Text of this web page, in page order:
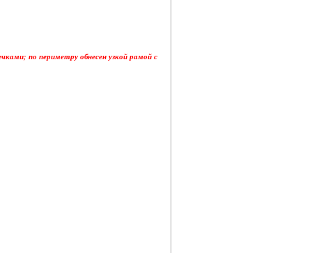
по периметру обнесен узкой рамой с